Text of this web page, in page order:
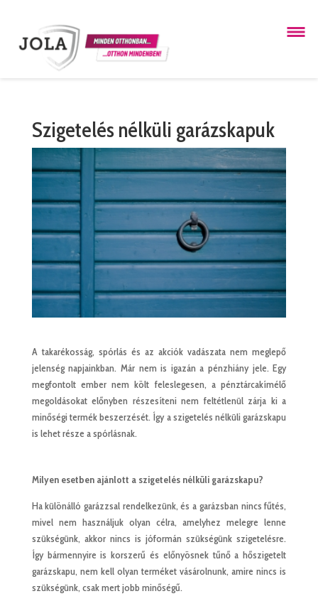
Szigetelés nélküli garázskapuk
A takarékosság, spórlás és az akciók vadászata nem meglepő
jelenség napjainkban. Már nem is igazán a pénzhiány jele. Egy
megfontolt ember nem költ feleslegesen, a pénztárcakímélő
megoldásokat előnyben részesíteni nem feltétlenül zárja ki a
minőségi termék beszerzését. Így a szigetelés nélküli garázskapu
is lehet része a spórlásnak.
Milyen esetben ajánlott a szigetelés nélküli garázskapu?
Ha különálló garázzsal rendelkezünk, és a garázsban nincs fűtés,
mivel nem használjuk olyan célra, amelyhez melegre lenne
szükségünk, akkor nincs is jóformán szükségünk szigetelésre.
Így bármennyire is korszerű és előnyösnek tűnő a hőszigetelt
garázskapu, nem kell olyan terméket vásárolnunk, amire nincs is
szükségünk, csak mert jobb minőségű.